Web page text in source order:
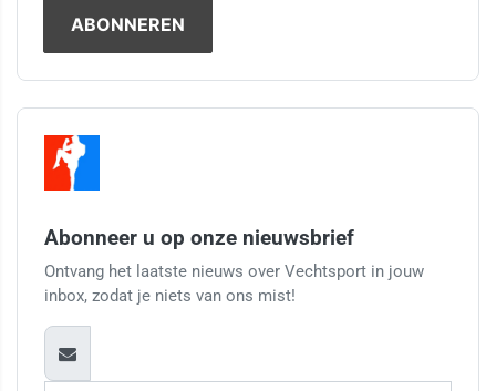
Abonneer u op onze nieuwsbrief
Ontvang het laatste nieuws over Vechtsport in jouw
inbox, zodat je niets van ons mist!